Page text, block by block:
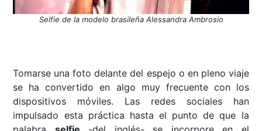
Selfie de la modelo brasileña Alessandra Ambrosio
Tomarse una foto delante del espejo o en pleno viaje
se ha convertido en algo muy frecuente con los
dispositivos móviles. Las redes sociales han
impulsado esta práctica hasta el punto de que la